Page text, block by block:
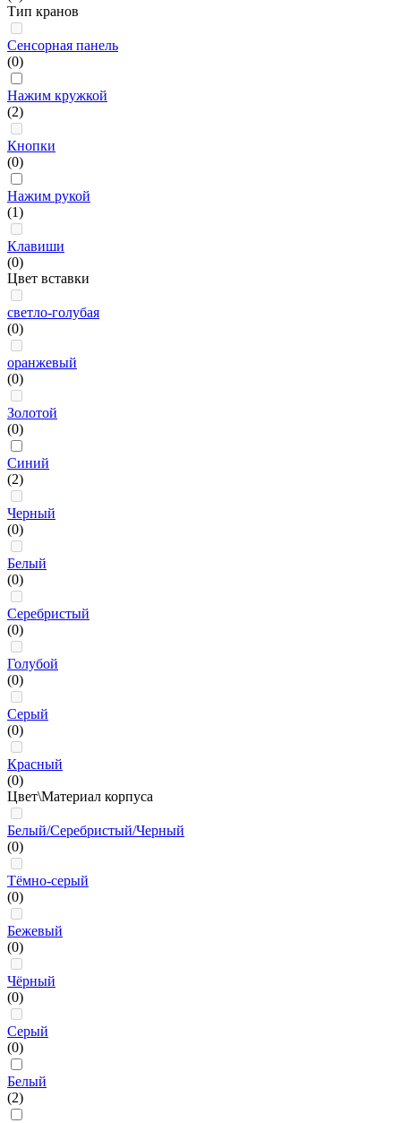
Тип кранов
Сенсорная панель
(0)
Нажим кружкой
(2)
Кнопки
(0)
Нажим рукой
(1)
Клавиши
(0)
Цвет вставки
светло-голубая
(0)
оранжевый
(0)
Золотой
(0)
Синий
(2)
Черный
(0)
Белый
(0)
Серебристый
(0)
Голубой
(0)
Серый
(0)
Красный
(0)
Цвет\Материал корпуса
Белый/Серебристый/Черный
(0)
Тёмно-серый
(0)
Бежевый
(0)
Чёрный
(0)
Серый
(0)
Белый
(2)